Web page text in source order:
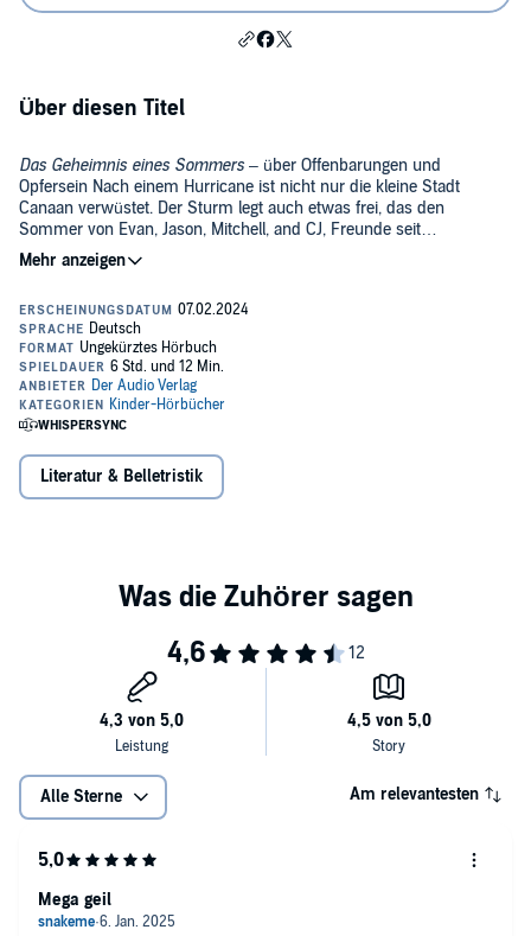
Über diesen Titel
Das Geheimnis eines Sommers– über Offenbarungen und
Opfersein Nach einem Hurricane ist nicht nur die kleine Stadt
Canaan verwüstet. Der Sturm legt auch etwas frei, das den
Sommer von Evan, Jason, Mitchell, and CJ, Freunde seit
Kindertagen, für immer verändern wird: inmitten des Waldes finden
sie einen Bunker. Es wird ihr Fort, ihr Rückzugsort. Hier teilen sie
gewalttätigen Vater. Als eine Gruppe Jugendlicher das Fort erobern
will, wird aus einem Zufluchtsort für Spaß und Zusammenhalt ein
Zufluchtsort zum Überleben.
©2021 Julius Beltz Verlag GmbH & Co. (P)2023 DAV
Literatur & Belletristik
Alle Sterne Am relevantesten
Mega geil